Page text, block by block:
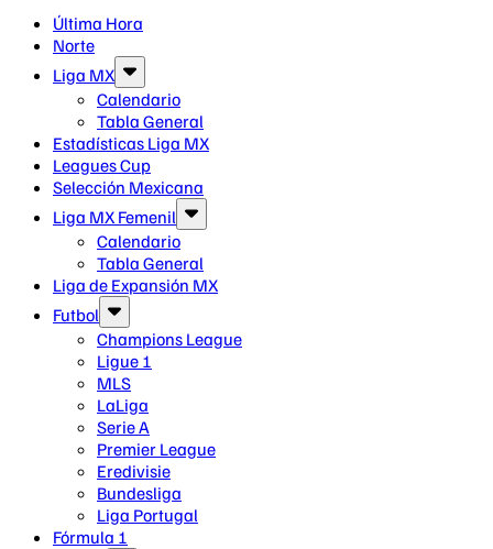
Última Hora
Norte
Liga MX
Calendario
Tabla General
Estadísticas Liga MX
Leagues Cup
Selección Mexicana
Liga MX Femenil
Calendario
Tabla General
Liga de Expansión MX
Futbol
Champions League
Ligue 1
MLS
LaLiga
Serie A
Premier League
Eredivisie
Bundesliga
Liga Portugal
Fórmula 1